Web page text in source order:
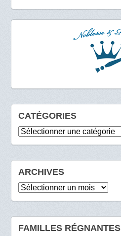
CATÉGORIES
Catégories
ARCHIVES
Archives
FAMILLES RÉGNANTES